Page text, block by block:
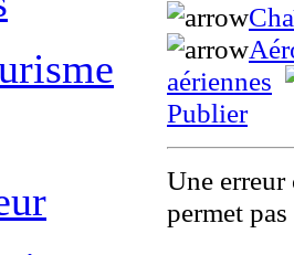
aériennes
Publier
Une
permet